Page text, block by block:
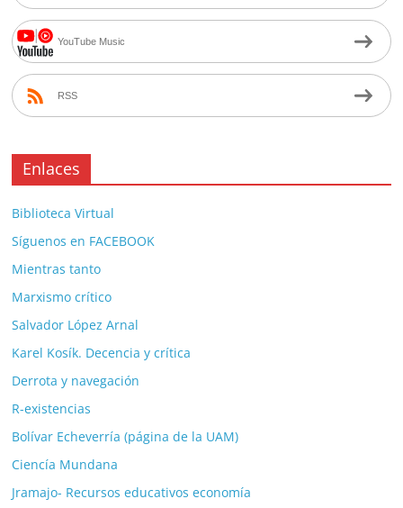
YouTube Music
RSS
Enlaces
Biblioteca Virtual
Síguenos en FACEBOOK
Mientras tanto
Marxismo crítico
Salvador López Arnal
Karel Kosík. Decencia y crítica
Derrota y navegación
R-existencias
Bolívar Echeverría (página de la UAM)
Ciencía Mundana
Jramajo- Recursos educativos economía